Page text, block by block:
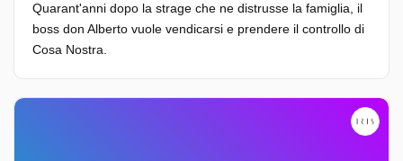
Quarant'anni dopo la strage che ne distrusse la famiglia, il
boss don Alberto vuole vendicarsi e prendere il controllo di
Cosa Nostra.